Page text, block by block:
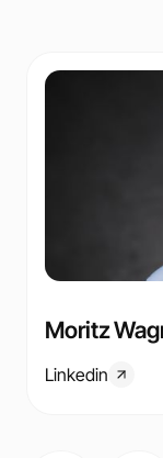
Moritz
Linkedin